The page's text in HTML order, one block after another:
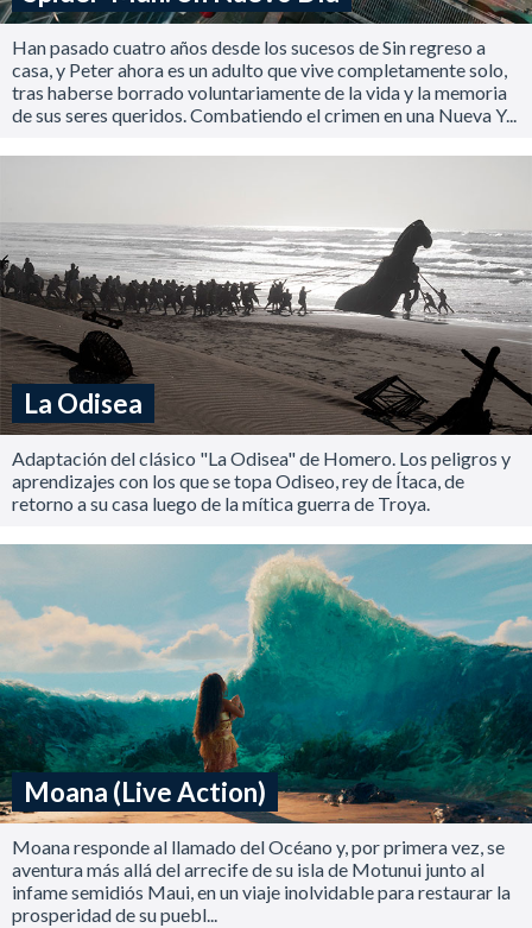
Han pasado cuatro años desde los sucesos de Sin regreso a
casa, y Peter ahora es un adulto que vive completamente solo,
tras haberse borrado voluntariamente de la vida y la memoria
de sus seres queridos. Combatiendo el crimen en una Nueva Y...
La Odisea
Adaptación del clásico "La Odisea" de Homero. Los peligros y
aprendizajes con los que se topa Odiseo, rey de Ítaca, de
retorno a su casa luego de la mítica guerra de Troya.
Moana (Live Action)
Moana responde al llamado del Océano y, por primera vez, se
aventura más allá del arrecife de su isla de Motunui junto al
infame semidiós Maui, en un viaje inolvidable para restaurar la
prosperidad de su puebl...